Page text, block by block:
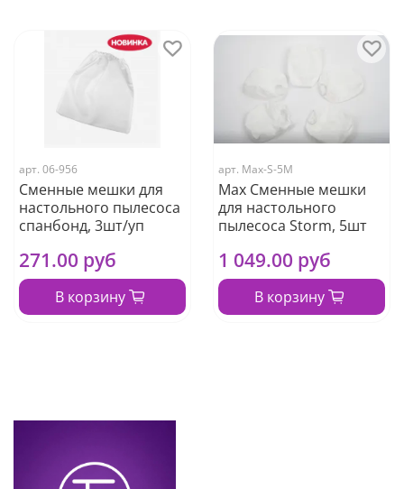
арт. 06-956
Сменные мешки для
настольного пылесоса
спанбонд, 3шт/уп
271.00 руб
В корзину
арт. Max-S-5M
Max Сменные мешки
для настольного
пылесоса Storm, 5шт
1 049.00 руб
В корзину